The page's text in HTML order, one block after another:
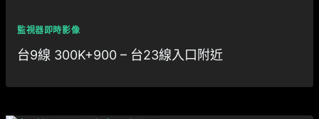
監視器即時影像
台9線 300K+900 – 台23線入口附近